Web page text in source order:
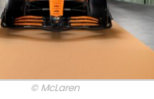
© McLaren